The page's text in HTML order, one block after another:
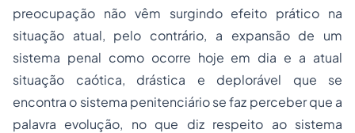
preocupação não vêm surgindo efeito prático na
situação atual, pelo contrário, a expansão de um
sistema penal como ocorre hoje em dia e a atual
situação caótica, drástica e deplorável que se
encontra o sistema penitenciário se faz perceber que a
palavra evolução, no que diz respeito ao sistema